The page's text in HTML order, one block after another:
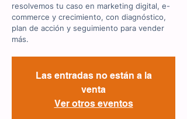
resolvemos tu caso en marketing digital, e-
commerce y crecimiento, con diagnóstico,
plan de acción y seguimiento para vender
más.
Las entradas no están a la
venta
Ver otros eventos